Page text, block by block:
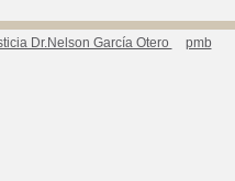
Dr.Nelson García Otero pmb